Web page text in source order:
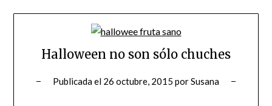
Halloween no son sólo chuches
Publicada el 26 octubre, 2015 porSusana